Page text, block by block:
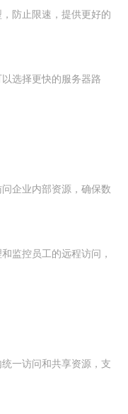
防止限速，提供更好的
选择更快的服务器路
企业内部资源，确保数
监控员工的远程访问，
一访问和共享资源，支